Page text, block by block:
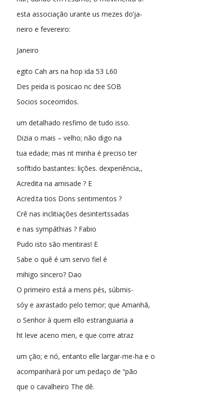
esta associação urante us mezes do’ja-
neiro e fevereiro:
Janeiro
egito Cah ars na hop ida 53 L60
Des peida is posicao nc dee SOB
Socios soceorridos.
um detalhado resfimo de tudo isso.
Dizia o mais – velho; não digo na
tua edade; mas nt minha é preciso ter
sofftido bastantes: lições. dexperiência,,
Acredita na amisade ? E
Acred.ta tios Dons sentimentos ?
Crê nas inclitiações desintertssadas
e nas sympáthias ? Fabio
Pudo isto são mentiras! E
Sabe o quê é um servo fiel é
mihigo sincero? Dao
O primeiro está a mens pés, súbmis-
sóy e axrastado pelo temor; que Amanhã,
o Senhor à quem ello estranguiaria a
ht leve aceno men, e que corre atraz
um ção; e nó, entanto elle largar-me-ha e o
acompanhará por um pedaço de “pão
que o cavalheiro The dê.